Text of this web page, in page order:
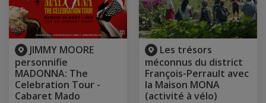
JIMMY MOORE
personnifie
MADONNA: The
Celebration Tour -
Cabaret Mado
Les trésors
méconnus du district
François-Perrault avec
la Maison MONA
(activité à vélo)